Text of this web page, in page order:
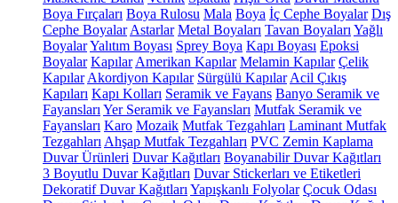
Boya Fırçaları Boya Rulosu Mala Boya İç Cephe Boyalar Dış
Cephe Boyalar Astarlar Metal Boyaları Tavan Boyaları Yağlı
BoyalarYalıtım Boyası Sprey Boya Kapı Boyası Epoksi
Boyalar Kapılar Amerikan Kapılar Melamin Kapılar Çelik
Kapılar Akordiyon Kapılar Sürgülü Kapılar Acil Çıkış
Kapıları Kapı Kolları Seramik ve Fayans Banyo Seramik ve
Fayansları Yer Seramik ve Fayansları Mutfak Seramik ve
Fayansları Karo Mozaik Mutfak Tezgahları Laminant Mutfak
Tezgahları Ahşap Mutfak Tezgahları PVC Zemin Kaplama
Duvar Ürünleri Duvar Kağıtları Boyanabilir Duvar Kağıtları
3 Boyutlu Duvar Kağıtları Duvar Stickerları ve Etiketleri
Dekoratif Duvar Kağıtları Yapışkanlı Folyolar Çocuk Odası